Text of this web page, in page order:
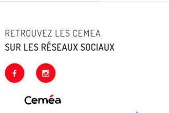
RETROUVEZ LES CEMEA
SUR LES RÉSEAUX SOCIAUX
facebook instagram